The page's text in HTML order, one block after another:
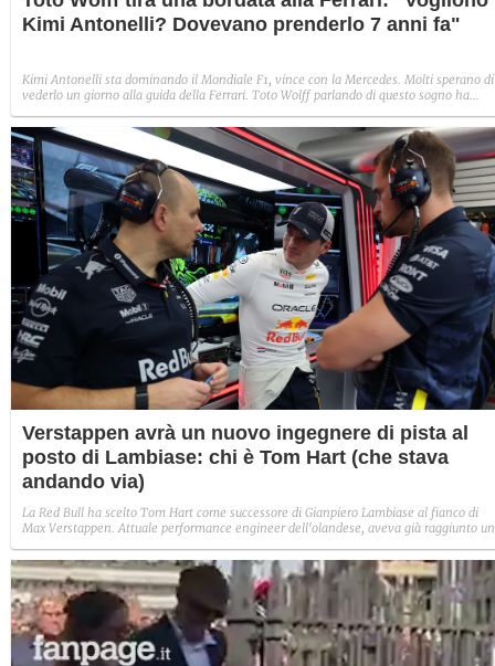
Kimi Antonelli? Dovevano prenderlo 7 anni fa"
Kimi Antonelli sta dominando il Mondiale F1, vince con la Mercedes. Molti sperano di
vederlo un giorno alla guida della Ferrari. Toto Wolff parlando di questo sogno ha
Verstappen avrà un nuovo ingegnere di pista al
posto di Lambiase: chi è Tom Hart (che stava
andando via)
La Red Bull ha scelto Tom Hart come successore di Gianpiero Lambiase al fianco di
Max Verstappen. Attuale performance engineer dell'olandese, aveva già raggiunto un